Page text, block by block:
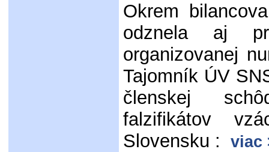
Okrem
odznela aj
organizovanej
Tajomník ÚV
členskej
falzifikátov
Slovensku :
viac